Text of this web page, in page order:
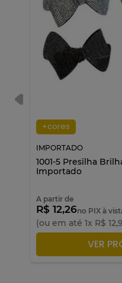
+cores
IMPORTADO
1001-5 Presilha
Importado
A partir de
R$ 12,26no PIX à
(ou em até 1x R$ 12,
VER